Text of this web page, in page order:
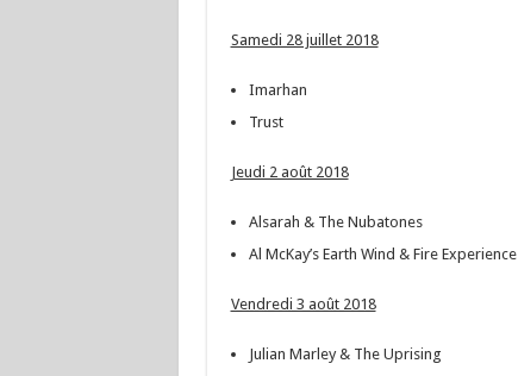
Samedi 28 juillet 2018
Imarhan
Trust
Jeudi 2 août 2018
Alsarah & The Nubatones
Al McKay’s Earth Wind & Fire Experience
Vendredi 3 août 2018
Julian Marley & The Uprising